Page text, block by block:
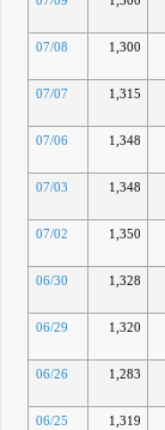
07/08 1,300
07/07 1,315
07/06 1,348
07/03 1,348
07/02 1,350
06/30 1,328
06/29 1,320
06/26 1,283
06/25 1,319